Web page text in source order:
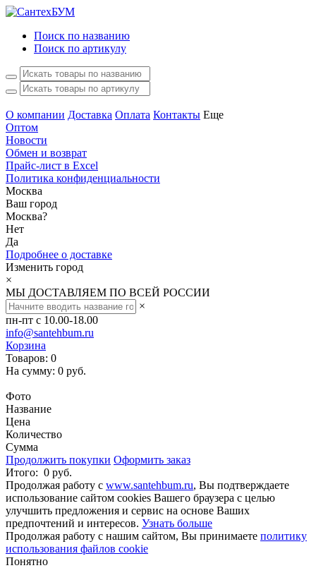
Поиск по названию
Поиск по артикулу
О компании Доставка Оплата Контакты Еще
Оптом
Новости
Обмен и возврат
Прайс-лист в Excel
Политика конфиденциальности
Москва
Ваш город
Москва?
Нет
Да
Подробнее о доставке
Изменить город
×
МЫ ДОСТАВЛЯЕМ ПО ВСЕЙ РОССИИ
×
пн-пт с 10.00-18.00
info@santehbum.ru
Корзина
Товаров: 0
На сумму: 0 руб.
Фото
Название
Цена
Количество
Сумма
Продолжить покупки Оформить заказ
Итого: 0 руб.
Продолжая работу с www.santehbum.ru, Вы подтверждаете
использование сайтом cookies Вашего браузера с целью
улучшить предложения и сервис на основе Ваших
предпочтений и интересов. Узнать больше
Продолжая работу с нашим сайтом, Вы принимаете политику
использования файлов cookie
Понятно